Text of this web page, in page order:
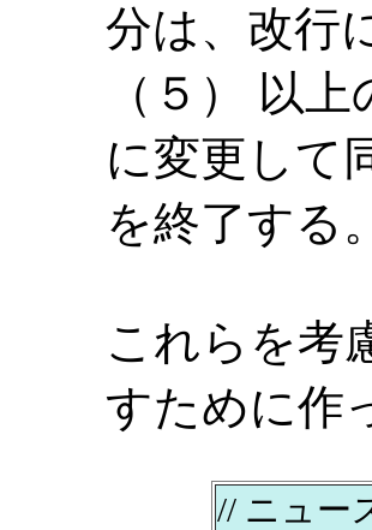
分は、改行
（５） 以
に変更して
を終了する。
これらを考
すために作
// ニュー